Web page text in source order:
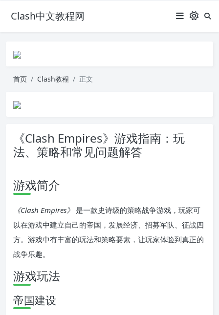
Clash中文教程网
首页 Clash教程 正文
《Clash Empires》游戏指南：玩
法、策略和常见问题解答
游戏简介
《Clash Empires》 是一款史诗级的策略战争游戏，玩家可
以在游戏中建立自己的帝国，发展经济、招募军队、征战四
方。游戏中有丰富的玩法和策略要素，让玩家体验到真正的
战争乐趣。
游戏玩法
帝国建设